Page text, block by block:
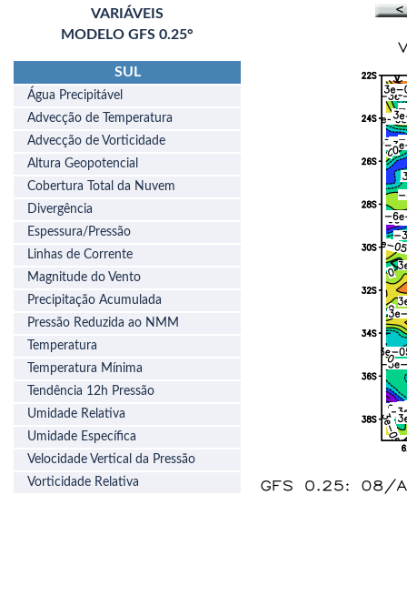
VARIÁVEIS
MODELO GFS 0.25°
SUL
Água Precipitável
Advecção de Temperatura
Advecção de Vorticidade
Altura Geopotencial
Cobertura Total da Nuvem
Divergência
Espessura/Pressão
Linhas de Corrente
Magnitude do Vento
Precipitação Acumulada
Pressão Reduzida ao NMM
Temperatura
Temperatura Mínima
Tendência 12h Pressão
Umidade Relativa
Umidade Específica
Velocidade Vertical da Pressão
Vorticidade Relativa